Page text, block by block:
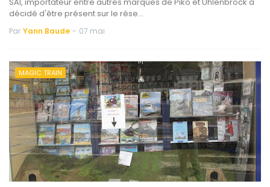
décidé d'être présent sur le rése…
Par Yann Baude - 07 mai
MAGIC TRAIN